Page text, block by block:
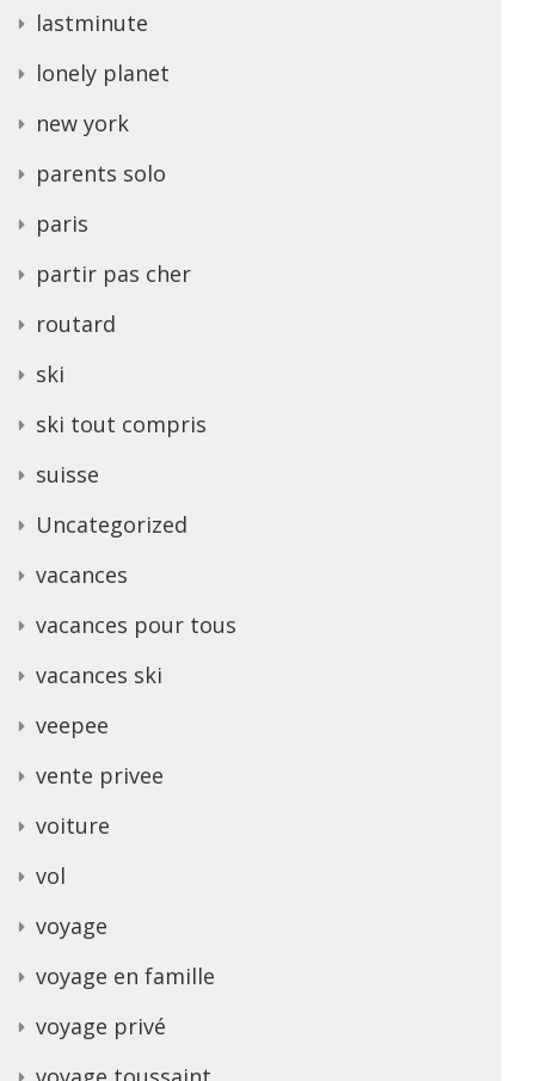
lastminute
lonely planet
new york
parents solo
paris
partir pas cher
routard
ski
ski tout compris
suisse
Uncategorized
vacances
vacances pour tous
vacances ski
veepee
vente privee
voiture
vol
voyage
voyage en famille
voyage privé